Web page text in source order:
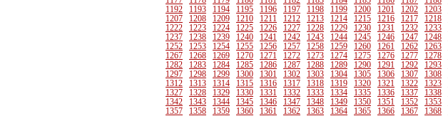
1192
1193 1194 1195 1196 1197 1198 1199 1200 1201 1202 1203
1207
1208 1209 1210 1211 1212 1213 1214 1215 1216 1217 1218
1222
1223 1224 1225 1226 1227 1228 1229 1230 1231 1232 1233
1237
1238 1239 1240 1241 1242 1243 1244 1245 1246 1247 1248
1252
1253 1254 1255 1256 1257 1258 1259 1260 1261 1262 1263
1267
1268 1269 1270 1271 1272 1273 1274 1275 1276 1277 1278
1282
1283 1284 1285 1286 1287 1288 1289 1290 1291 1292 1293
1297
1298 1299 1300 1301 1302 1303 1304 1305 1306 1307 1308
1312
1313 1314 1315 1316 1317 1318 1319 1320 1321 1322 1323
1327
1328 1329 1330 1331 1332 1333 1334 1335 1336 1337 1338
1342
1343 1344 1345 1346 1347 1348 1349 1350 1351 1352 1353
1357
1358 1359 1360 1361 1362 1363 1364 1365 1366 1367 1368